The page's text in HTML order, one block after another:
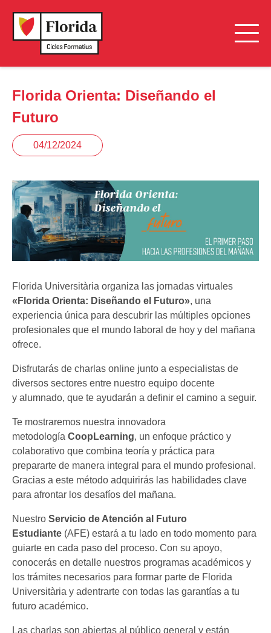
Florida Orienta: Diseñando el
Futuro
04/12/2024
Florida Universitària organiza las jornadas virtuales
«Florida Orienta: Diseñando el Futuro», una
experiencia única para descubrir las múltiples opciones
profesionales que el mundo laboral de hoy y del mañana
ofrece.
Disfrutarás de charlas online junto a especialistas de
diversos sectores entre nuestro equipo docente
y alumnado, que te ayudarán a definir el camino a seguir.
Te mostraremos nuestra innovadora
metodología CoopLearning, un enfoque práctico y
colaborativo que combina teoría y práctica para
prepararte de manera integral para el mundo profesional.
Gracias a este método adquirirás las habilidades clave
para afrontar los desafíos del mañana.
Nuestro Servicio de Atención al Futuro
Estudiante (AFE) estará a tu lado en todo momento para
guiarte en cada paso del proceso. Con su apoyo,
conocerás en detalle nuestros programas académicos y
los trámites necesarios para formar parte de Florida
Universitària y adentrarte con todas las garantías a tu
futuro académico.
Las charlas son abiertas al público general y están